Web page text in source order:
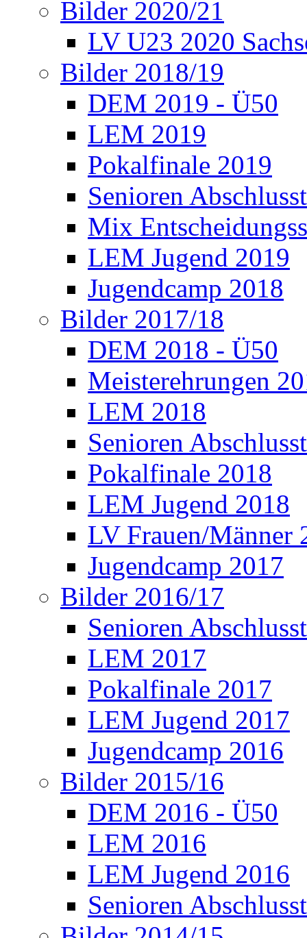
Bilder 2020/21
LV U23 2020
Bilder 2018/19
DEM 2019 - Ü50
LEM 2019
Pokalfinale 2019
Senioren
Mix
LEM Jugend 2019
Jugendcamp 2018
Bilder 2017/18
DEM 2018 - Ü50
Meisterehrungen
LEM 2018
Senioren
Pokalfinale 2018
LEM Jugend 2018
LV Frauen/Männer
Jugendcamp 2017
Bilder 2016/17
Senioren
LEM 2017
Pokalfinale 2017
LEM Jugend 2017
Jugendcamp 2016
Bilder 2015/16
DEM 2016 - Ü50
LEM 2016
LEM Jugend 2016
Senioren